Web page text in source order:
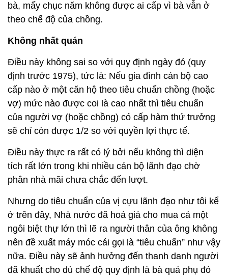
bà, mấy chục năm không được ai cấp vì bà vẫn ở
theo chế độ của chồng.
Không nhất quán
Điều này không sai so với quy định ngày đó (quy
định trước 1975), tức là: Nếu gia đình cán bộ cao
cấp nào ở một căn hộ theo tiêu chuẩn chồng (hoặc
vợ) mức nào được coi là cao nhất thì tiêu chuẩn
của người vợ (hoặc chồng) có cấp hàm thứ trưởng
sẽ chỉ còn được 1/2 so với quyền lợi thực tế.
Điều này thực ra rất có lý bởi nếu không thì diện
tích rất lớn trong khi nhiều cán bộ lãnh đạo chờ
phân nhà mãi chưa chắc đến lượt.
Nhưng do tiêu chuẩn của vị cựu lãnh đạo như tôi kể
ở trên đây, Nhà nước đã hoá giá cho mua cả một
ngôi biệt thự lớn thì lẽ ra người thân của ông không
nên đề xuất máy móc cái gọi là “tiêu chuẩn” như vậy
nữa. Điều này sẽ ảnh hưởng đến thanh danh người
đã khuất cho dù chế độ quy định là bà quả phụ đó